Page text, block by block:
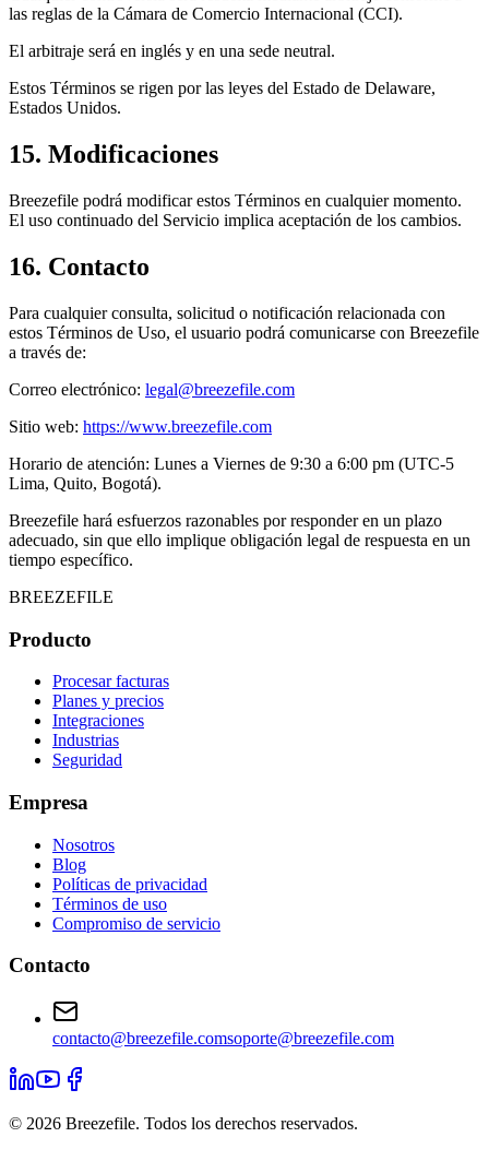
las reglas de la Cámara de Comercio Internacional (CCI).
El arbitraje será en inglés y en una sede neutral.
Estos Términos se rigen por las leyes del Estado de Delaware,
Estados Unidos.
15. Modificaciones
Breezefile podrá modificar estos Términos en cualquier momento.
El uso continuado del Servicio implica aceptación de los cambios.
16. Contacto
Para cualquier consulta, solicitud o notificación relacionada con
estos Términos de Uso, el usuario podrá comunicarse con Breezefile
a través de:
Correo electrónico: legal@breezefile.com
Sitio web: https://www.breezefile.com
Horario de atención: Lunes a Viernes de 9:30 a 6:00 pm (UTC-5
Lima, Quito, Bogotá).
Breezefile hará esfuerzos razonables por responder en un plazo
adecuado, sin que ello implique obligación legal de respuesta en un
tiempo específico.
BREEZEFILE
Producto
Procesar facturas
Planes y precios
Integraciones
Industrias
Seguridad
Empresa
Nosotros
Blog
Políticas de privacidad
Términos de uso
Compromiso de servicio
Contacto
contacto@breezefile.comsoporte@breezefile.com
© 2026 Breezefile. Todos los derechos reservados.